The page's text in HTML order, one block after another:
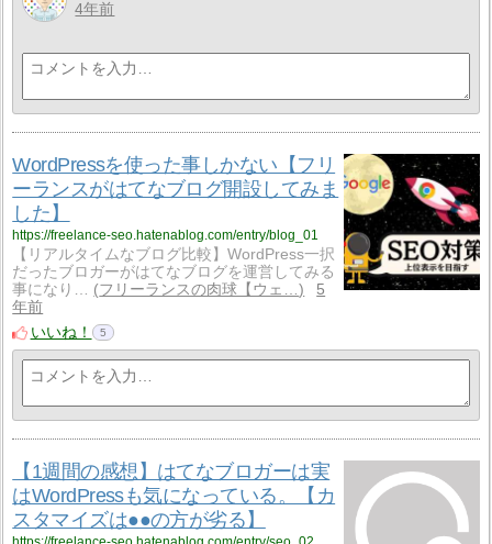
4年前
WordPressを使った事しかない【フリ
ーランスがはてなブログ開設してみま
した】
https://freelance-seo.hatenablog.com/entry/blog_01
【リアルタイムなブログ比較】WordPress一択
だったブロガーがはてなブログを運営してみる
事になり…
フリーランスの肉球【ウェ…
5
年前
いいね！
5
【1週間の感想】はてなブロガーは実
はWordPressも気になっている。【カ
スタマイズは●●の方が劣る】